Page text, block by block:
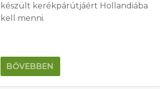
készült kerékpárútjáért Hollandiába
kell menni.
BŐVEBBEN